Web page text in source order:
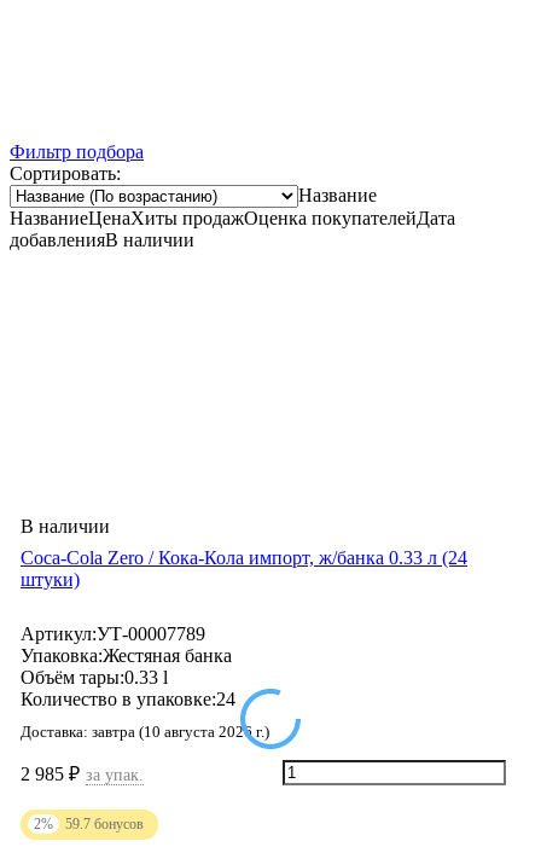
Фильтр подбора
Сортировать:
Название
НазваниеЦенаХиты продажОценка покупателейДата
добавленияВ наличии
В наличии
Coca-Cola Zero / Кока-Кола импорт, ж/банкa 0.33 л (24
штуки)
Артикул:УТ-00007789
Упаковка:Жестяная банка
Объём тары:0.33 l
Количество в упаковке:24
Доставка: завтра (10 августа 2026 г.)
2 985 ₽ за упак.
2% 59.7 бонусов